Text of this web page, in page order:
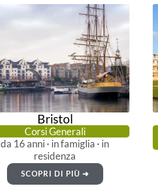
Bristol
Corsi Generali
da 16 anni · in famiglia · in
residenza
SCOPRI DI PIÙ ➜